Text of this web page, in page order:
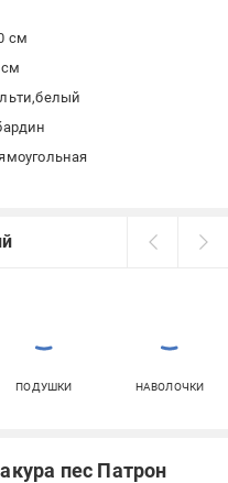
см
белый
ПОДУШКИ НАВОЛОЧКИ
пес Патрон